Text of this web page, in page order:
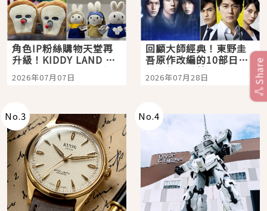
角色IP粉絲購物天堂再
升級！KIDDY LAND 原
宿店吉伊卡哇迎客，新
開幕 OMOKADO 店3分
2026年07月07日
回顧大師經典！東野圭
吾原作改編的10部日本
影視作品推薦
2026年07月28日
No.3 No.4
Share